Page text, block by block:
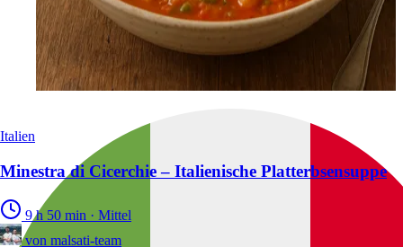
Italien
Minestra di Cicerchie – Italienische Platterbsensuppe
9 h 50 min · Mittel
von malsati-team